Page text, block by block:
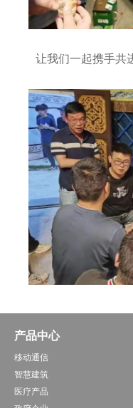
让我们一起携手共
产品中心
移动通信
智慧建筑
医疗产品